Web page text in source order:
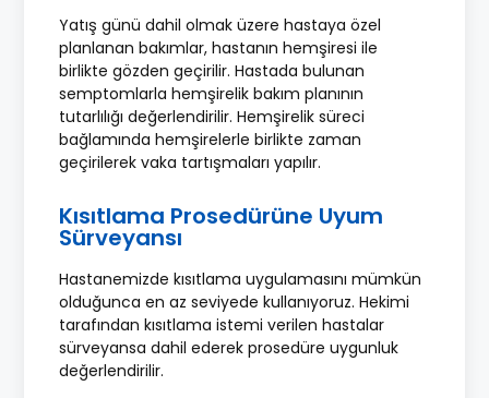
Yatış günü dahil olmak üzere hastaya özel
planlanan bakımlar, hastanın hemşiresi ile
birlikte gözden geçirilir. Hastada bulunan
semptomlarla hemşirelik bakım planının
tutarlılığı değerlendirilir. Hemşirelik süreci
bağlamında hemşirelerle birlikte zaman
geçirilerek vaka tartışmaları yapılır.
Kısıtlama Prosedürüne Uyum
Sürveyansı
Hastanemizde kısıtlama uygulamasını mümkün
olduğunca en az seviyede kullanıyoruz. Hekimi
tarafından kısıtlama istemi verilen hastalar
sürveyansa dahil ederek prosedüre uygunluk
değerlendirilir.